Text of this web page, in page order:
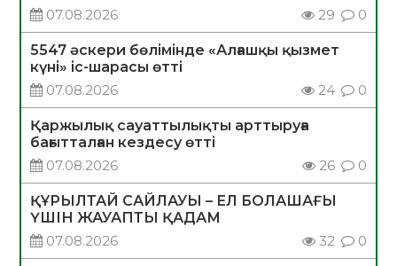
07.08.2026
29 0
5547 әскери бөлімінде «Алғашқы қызмет
күні» іс-шарасы өтті
07.08.2026
24 0
Қаржылық сауаттылықты арттыруға
бағытталған кездесу өтті
07.08.2026
26 0
ҚҰРЫЛТАЙ САЙЛАУЫ – ЕЛ БОЛАШАҒЫ
ҮШІН ЖАУАПТЫ ҚАДАМ
07.08.2026
32 0